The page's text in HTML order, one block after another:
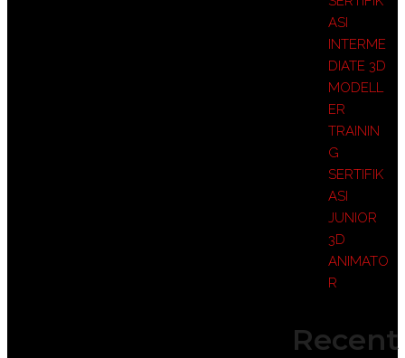
ASI
INTERME
DIATE 3D
MODELL
ER
TRAININ
G
SERTIFIK
ASI
JUNIOR
3D
ANIMATO
R
Recent